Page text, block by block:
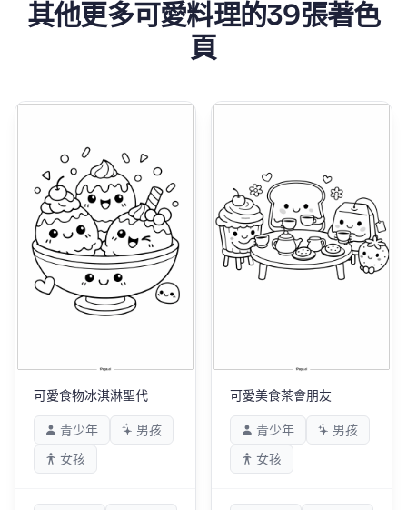
其他更多可愛料理的39張著色
頁
可愛食物冰淇淋聖代
青少年
男孩
女孩
可愛美食茶會朋友
青少年
男孩
女孩